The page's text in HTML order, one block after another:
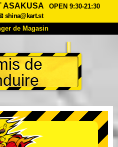
ASAKUSA
OPEN 9:30-21:30
shina@kart.st
de Magasin
Tarifs
Avis FAQ
de Magasin
Tokyo Akihabara#1
de